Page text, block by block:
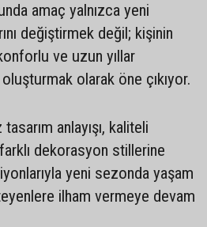
amaç yalnızca yeni
değiştirmek değil; kişinin
ve uzun yıllar
olarak öne çıkıyor.
anlayışı, kaliteli
dekorasyon stillerine
yeni sezonda yaşam
ilham vermeye devam